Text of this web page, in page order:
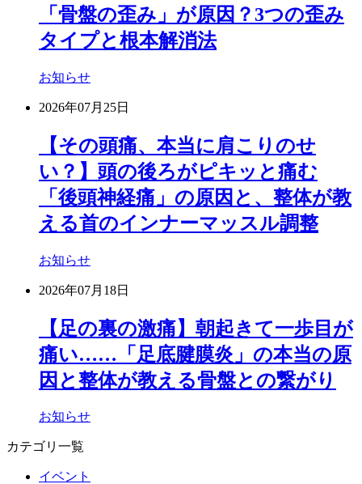
「骨盤の歪み」が原因？3つの歪み
タイプと根本解消法
お知らせ
2026年07月25日
【その頭痛、本当に肩こりのせ
い？】頭の後ろがピキッと痛む
「後頭神経痛」の原因と、整体が教
える首のインナーマッスル調整
お知らせ
2026年07月18日
【足の裏の激痛】朝起きて一歩目が
痛い……「足底腱膜炎」の本当の原
因と整体が教える骨盤との繋がり
お知らせ
カテゴリ一覧
イベント